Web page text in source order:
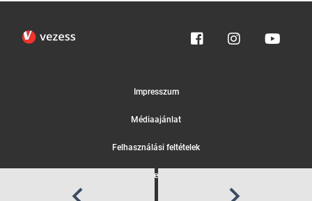
Impresszum
Médiaajánlat
Felhasználási feltételek
Egyedi adatkezelési tájékoztató